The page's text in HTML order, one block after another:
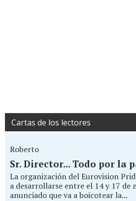
Cartas de los lectores
Roberto
Sr. Director... Todo por la
La organización del Eurovision
a desarrollarse entre el 14 y 17 de
anunciado que va a boicotear la...